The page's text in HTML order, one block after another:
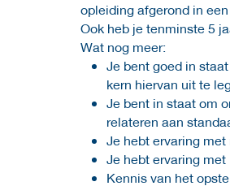
opleiding afgerond in
Ook heb je tenminste 5
Wat nog meer:
Je bent goed in
kern hiervan uit te
Je bent in staat om
relateren aan
Je hebt ervaring
Je hebt ervaring
Kennis van het